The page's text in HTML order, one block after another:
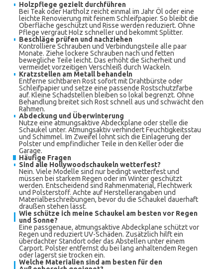
Holzpflege gezielt durchführen
Bei Teak oder Hartholz reicht einmal im Jahr Öl oder eine
leichte Renovierung mit feinem Schleifpapier. So bleibt die
Oberfläche geschützt und Risse werden reduziert. Ohne
Pflege vergraut Holz schneller und bekommt Splitter.
Beschläge prüfen und nachziehen
Kontrolliere Schrauben und Verbindungsteile alle paar
Monate. Ziehe lockere Schrauben nach und fetten
bewegliche Teile leicht. Das erhöht die Sicherheit und
vermeidet vorzeitigen Verschleiß durch Wackeln.
Kratzstellen am Metall behandeln
Entferne sichtbaren Rost sofort mit Drahtbürste oder
Schleifpapier und setze eine passende Rostschutzfarbe
auf. Kleine Schadstellen bleiben so lokal begrenzt. Ohne
Behandlung breitet sich Rost schnell aus und schwächt den
Rahmen.
Abdeckung und Überwinterung
Nutze eine atmungsaktive Abdeckplane oder stelle die
Schaukel unter. Atmungsaktiv verhindert Feuchtigkeitsstau
und Schimmel. Im Zweifel lohnt sich die Einlagerung der
Polster und empfindlicher Teile in den Keller oder die
Garage.
Häufige Fragen
Sind alle Hollywoodschaukeln wetterfest?
Nein. Viele Modelle sind nur bedingt wetterfest und
müssen bei starkem Regen oder im Winter geschützt
werden. Entscheidend sind Rahmenmaterial, Flechtwerk
und Polsterstoff. Achte auf Herstellerangaben und
Materialbeschreibungen, bevor du die Schaukel dauerhaft
draußen stehen lässt.
Wie schütze ich meine Schaukel am besten vor Regen
und Sonne?
Eine passgenaue, atmungsaktive Abdeckplane schützt vor
Regen und reduziert UV-Schäden. Zusätzlich hilft ein
überdachter Standort oder das Abstellen unter einem
Carport. Polster entfernst du bei lang anhaltendem Regen
oder lagerst sie trocken ein.
Welche Materialien sind am besten für den